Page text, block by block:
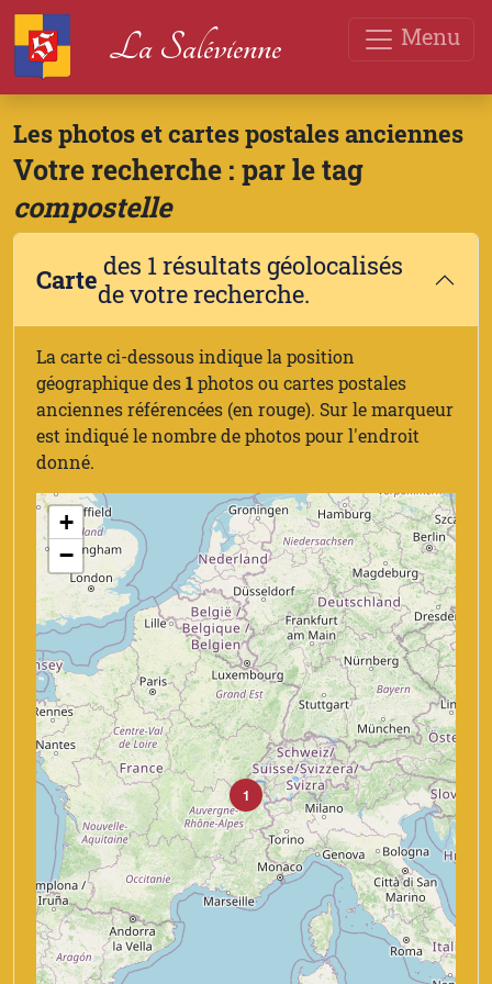
Menu
La Salévienne
Les photos et cartes postales anciennes
Votre recherche : par le tag
compostelle
Carte des 1 résultats géolocalisés
de votre recherche.
La carte ci-dessous indique la position
géographique des1photos ou cartes postales
anciennes référencées (en rouge). Sur le marqueur
est indiqué le nombre de photos pour l'endroit
donné.
1
+
−